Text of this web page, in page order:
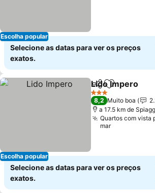
Escolha popular
Selecione as datas para ver os preços
exatos.
Escolha popular
PartilharAdicionar
Lido Impero
3 Estrelas
8,2 Muito boa
a 17.5 km de
Quartos com vista
mar
Selecione as datas para ver os preços
exatos.